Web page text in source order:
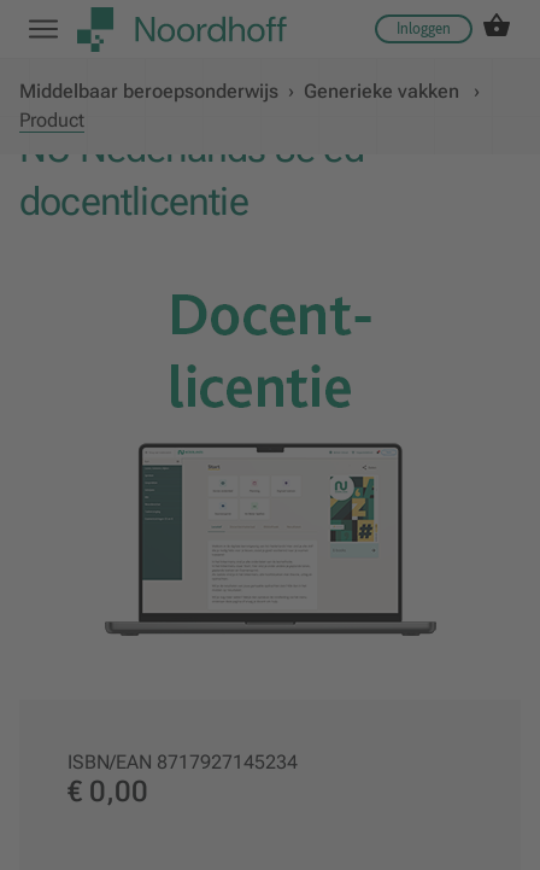
Inloggen
Middelbaar beroepsonderwijs › Generieke vakken
›
Product
NU Nederlands 3e ed
docentlicentie
ISBN/EAN 8717927145234
€ 0,00